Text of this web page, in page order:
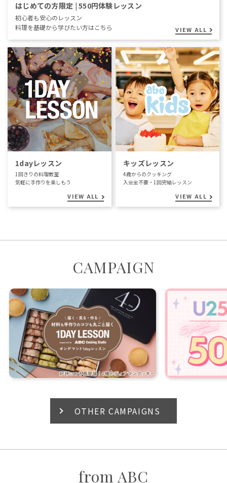
はじめての方限定 | 550円体験レッスン
初心者も安心のレッスン
料理を基礎から学びたい方はこちら
VIEW ALL
1dayレッスン
1回きりの料理教室
気軽に手作りを楽しもう
VIEW ALL
キッズレッスン
4歳からのクッキング
入会金不要・1回完結レッスン
VIEW ALL
CAMPAIGN
OTHER CAMPAIGNS
from ABC